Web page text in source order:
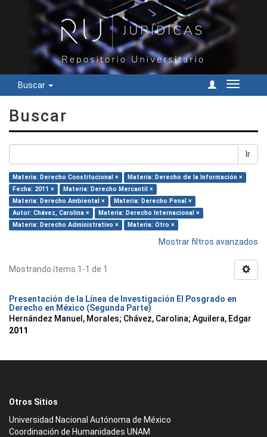
Buscar
Cambiar
Buscar
Ir
Materia: Derecho Constitucional ×
Materia: Derecho de la Información ×
Fecha: 2011 ×
Materia: Derecho Mercantil ×
Materia: Derecho Ambiental ×
Materia: Derecho Penal ×
Autor: Chávez, Carolina ×
Materia: Derecho Internacional ×
Materia: Derecho Administrativo ×
Materia: Otro ×
Mostrar filtros avanzados
Mostrando ítems 1-1 de 1
Presentación de la Línea de Investigación El Posgrado en
Derecho en México (Segunda Parte)
Hernández Manuel, Morales; Chávez, Carolina; Aguilera, Edgar
2011
Otros Sitios
Universidad Nacional Autónoma de México
Coordinación de Humanidades UNAM